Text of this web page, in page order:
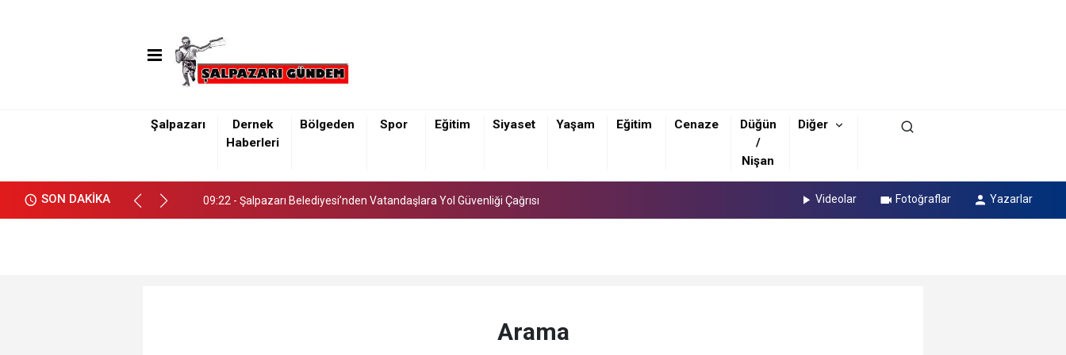
Şalpazarı
Dernek
Haberleri
Bölgeden Spor Eğitim Siyaset Yaşam Eğitim Cenaze
Düğün
/
Nişan
Diğer
SON DAKİKA
09:22 - Şalpazarı Belediyesi’nden Vatandaşlara Yol Güvenliği Çağrısı
09:22 - Şalpazarı Belediyesi’nden Vatandaşlara Yol Güvenliği Çağrısı Videolar Fotoğraflar Yazarlar
Arama